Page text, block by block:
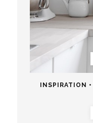
INSPIRATION